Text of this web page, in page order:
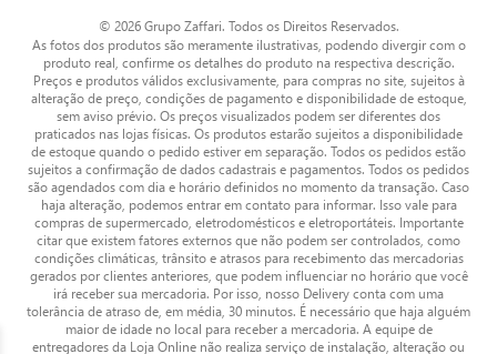
© 2026 Grupo Zaffari. Todos os Direitos Reservados.
As fotos dos produtos são meramente ilustrativas, podendo divergir com o
produto real, confirme os detalhes do produto na respectiva descrição.
Preços e produtos válidos exclusivamente, para compras no site, sujeitos à
alteração de preço, condições de pagamento e disponibilidade de estoque,
sem aviso prévio. Os preços visualizados podem ser diferentes dos
praticados nas lojas físicas. Os produtos estarão sujeitos a disponibilidade
de estoque quando o pedido estiver em separação. Todos os pedidos estão
sujeitos a confirmação de dados cadastrais e pagamentos. Todos os pedidos
são agendados com dia e horário definidos no momento da transação. Caso
haja alteração, podemos entrar em contato para informar. Isso vale para
compras de supermercado, eletrodomésticos e eletroportáteis. Importante
citar que existem fatores externos que não podem ser controlados, como
condições climáticas, trânsito e atrasos para recebimento das mercadorias
gerados por clientes anteriores, que podem influenciar no horário que você
irá receber sua mercadoria. Por isso, nosso Delivery conta com uma
tolerância de atraso de, em média, 30 minutos. É necessário que haja alguém
maior de idade no local para receber a mercadoria. A equipe de
entregadores da Loja Online não realiza serviço de instalação, alteração ou